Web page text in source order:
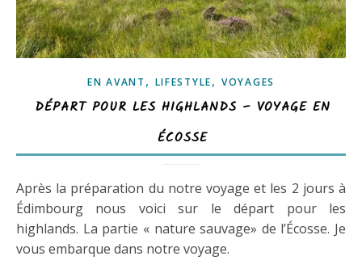
EN AVANT , LIFESTYLE, VOYAGES
DÉPART POUR LES HIGHLANDS – VOYAGE EN
ÉCOSSE
Après la préparation du notre voyage et les 2 jours à
Édimbourg nous voici sur le départ pour les
highlands. La partie « nature sauvage» de l’Écosse. Je
vous embarque dans notre voyage.